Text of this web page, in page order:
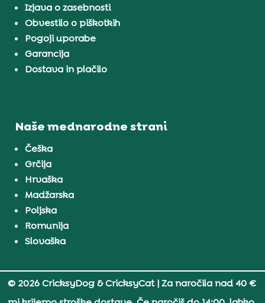
Izjava o zasebnosti
Obvestilo o piškotkih
Pogoji uporabe
Garancija
Dostava in plačilo
Naše mednarodne strani
Češka
Grčija
Hrvaška
Madžarska
Poljska
Romunija
Slovaška
© 2026 CricksyDog & CricksyCat| Za naročila nad 40 €